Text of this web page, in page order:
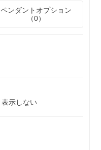
ペンダントオプション
（0）
表示しない